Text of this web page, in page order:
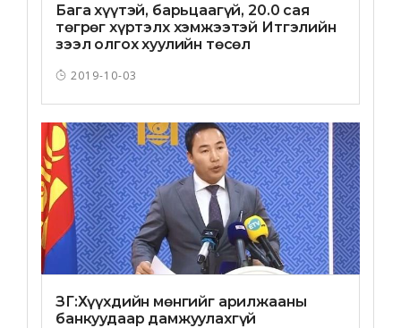
Бага хүүтэй, барьцаагүй, 20.0 сая
төгрөг хүртэлх хэмжээтэй Итгэлийн
зээл олгох хуулийн төсөл
2019-10-03
ЗГ:Хүүхдийн мөнгийг арилжааны
банкуудаар дамжуулахгүй